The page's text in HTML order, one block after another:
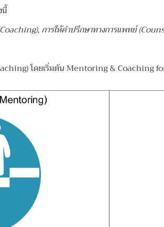
การให้คำปรึกษาทางการแพทย์
โดยเริ่มต้น Mentoring & Coaching